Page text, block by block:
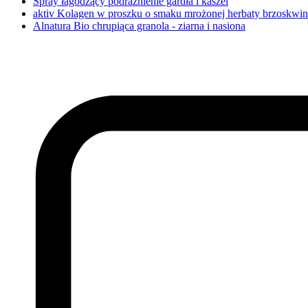
aktiv Kolagen w proszku o smaku mrożonej herbaty
Alnatura Bio chrupiąca granola - ziarna i nasiona